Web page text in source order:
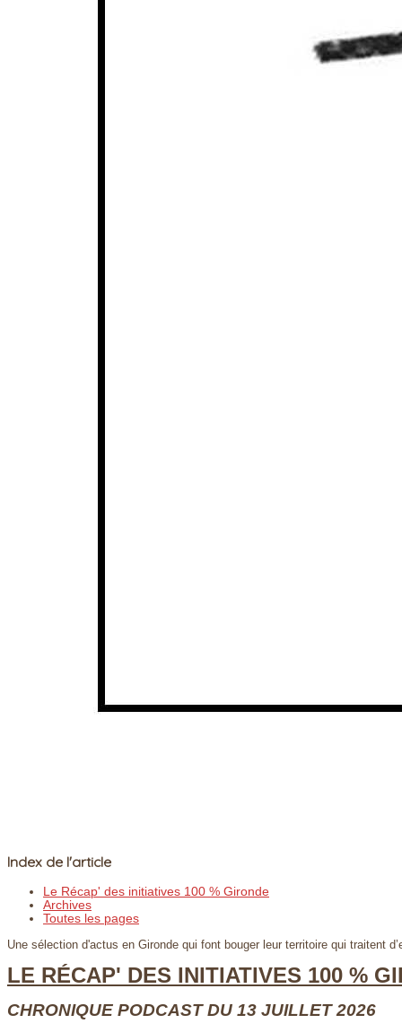
Index de l'article
Le Récap' des initiatives 100 % Gironde
Archives
Toutes les pages
Une sélection d'actus en Gironde qui font bouger leur territoire qui traitent
LE RÉCAP' DES INITIATIVES 100 %
CHRONIQUE PODCAST DU 13 JUILLET 2026